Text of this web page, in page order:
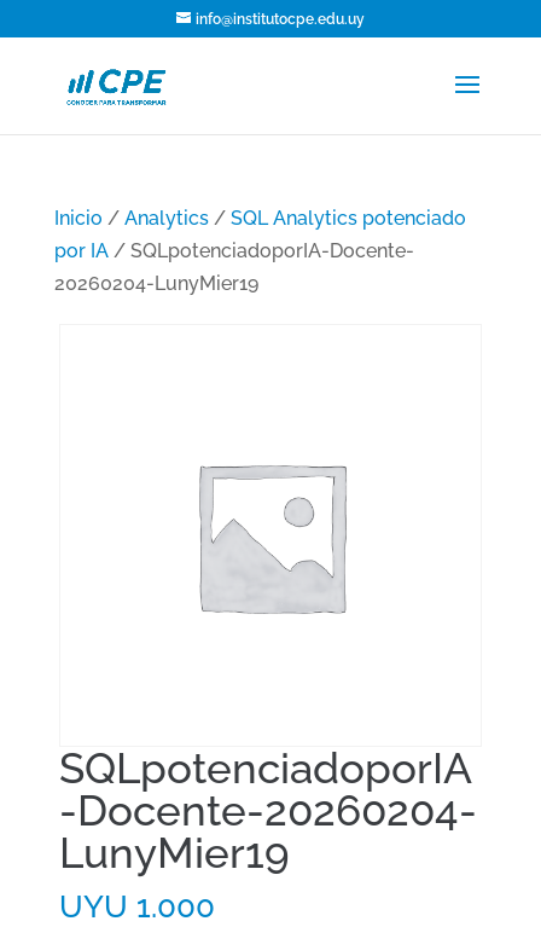
info@institutocpe.edu.uy
Inicio / Analytics/ SQL Analytics potenciado
por IA/ SQLpotenciadoporIA-Docente-
20260204-LunyMier19
SQLpotenciadoporIA
-Docente-20260204-
LunyMier19
UYU 1.000